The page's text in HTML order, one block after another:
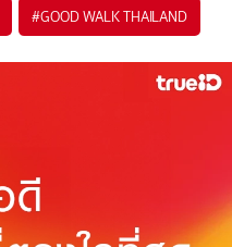
#GOOD WALK THAILAND